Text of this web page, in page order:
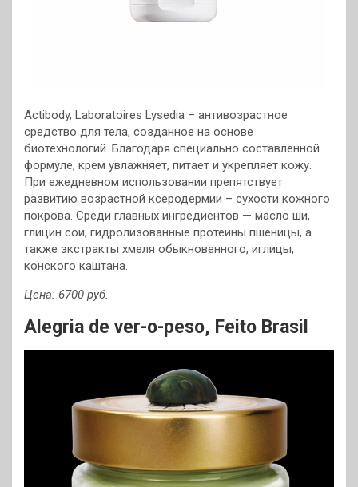
Actibody, Laboratoires Lysedia – антивозрастное
средство для тела, созданное на основе
биотехнологий. Благодаря специально составленной
формуле, крем увлажняет, питает и укрепляет кожу.
При ежедневном использовании препятствует
развитию возрастной ксеродермии – сухости кожного
покрова. Среди главных ингредиентов — масло ши,
глицин сои, гидролизованные протеины пшеницы, а
также экстракты хмеля обыкновенного, иглицы,
конского каштана.
Цена: 6700 руб.
Alegria de ver-o-peso, Feito Brasil